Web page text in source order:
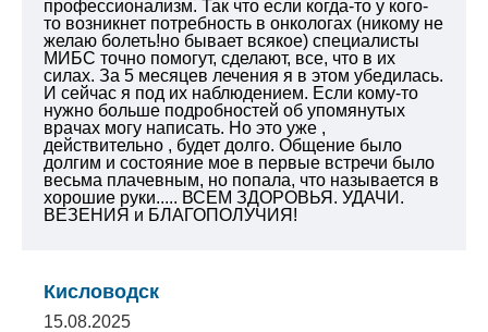
профессионализм. Так что если когда-то у кого-
то возникнет потребность в онкологах (никому не
желаю болеть!но бывает всякое) специалисты
МИБС точно помогут, сделают, все, что в их
силах. За 5 месяцев лечения я в этом убедилась.
И сейчас я под их наблюдением. Если кому-то
нужно больше подробностей об упомянутых
врачах могу написать. Но это уже ,
действительно , будет долго. Общение было
долгим и состояние мое в первые встречи было
весьма плачевным, но попала, что называется в
хорошие руки..... ВСЕМ ЗДОРОВЬЯ. УДАЧИ.
ВЕЗЕНИЯ и БЛАГОПОЛУЧИЯ!
Кисловодск
15.08.2025